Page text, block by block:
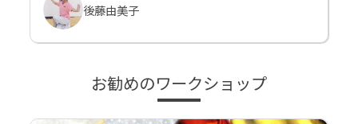
後藤由美子
お勧めのワークショップ